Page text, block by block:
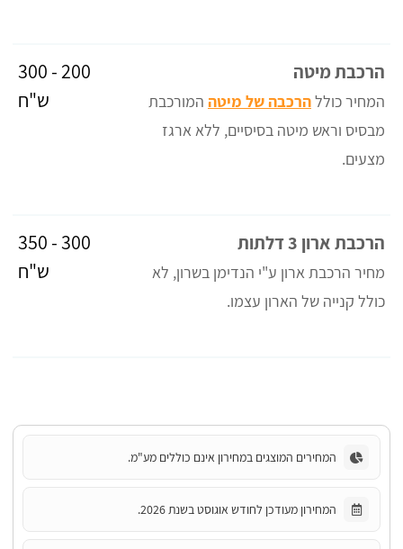
הרכבת מיטה
המחיר כוללהרכבה של מיטה המורכבת
מבסיס וראש מיטה בסיסיים, ללא ארגז
מצעים.
200 - 300
ש"ח
הרכבת ארון 3 דלתות
מחיר הרכבת ארון ע"י הנדימן בשרון, לא
כולל קנייה של הארון עצמו.
300 - 350
ש"ח
המחירים המוצגים במחירון אינם כוללים מע"מ.
המחירון מעודכן לחודש אוגוסט בשנת 2026.